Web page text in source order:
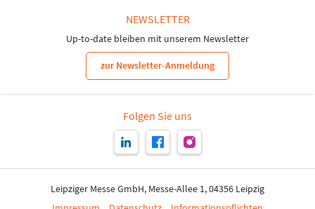
NEWSLETTER
Up-to-date bleiben mit unserem Newsletter
zur Newsletter-Anmeldung
Folgen Sie uns
Leipziger Messe GmbH, Messe-Allee 1, 04356 Leipzig